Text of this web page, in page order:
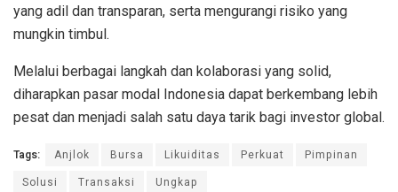
yang adil dan transparan, serta mengurangi risiko yang
mungkin timbul.
Melalui berbagai langkah dan kolaborasi yang solid,
diharapkan pasar modal Indonesia dapat berkembang lebih
pesat dan menjadi salah satu daya tarik bagi investor global.
Tags: Anjlok Bursa Likuiditas Perkuat
Pimpinan
Solusi
Transaksi Ungkap